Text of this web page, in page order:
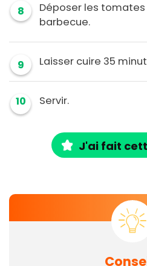
8
Déposer les tomates
barbecue.
9 Laisser cuire 35
10 Servir.
J'ai fait